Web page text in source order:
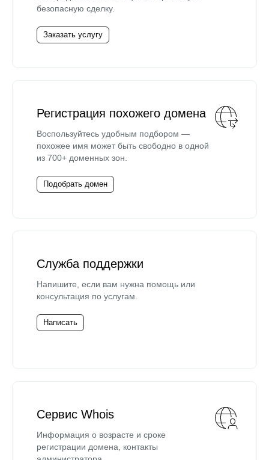
безопасную сделку.
Заказать услугу
Регистрация похожего домена
Воспользуйтесь удобным подбором —
похожее имя может быть свободно в одной
из 700+ доменных зон.
Подобрать домен
Служба поддержки
Напишите, если вам нужна помощь или
консультация по услугам.
Написать
Сервис Whois
Информация о возрасте и сроке
регистрации домена, контакты